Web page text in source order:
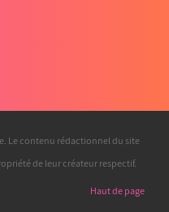
Le contenu rédactionnel du site
de leur créateur respectif.
Haut de page